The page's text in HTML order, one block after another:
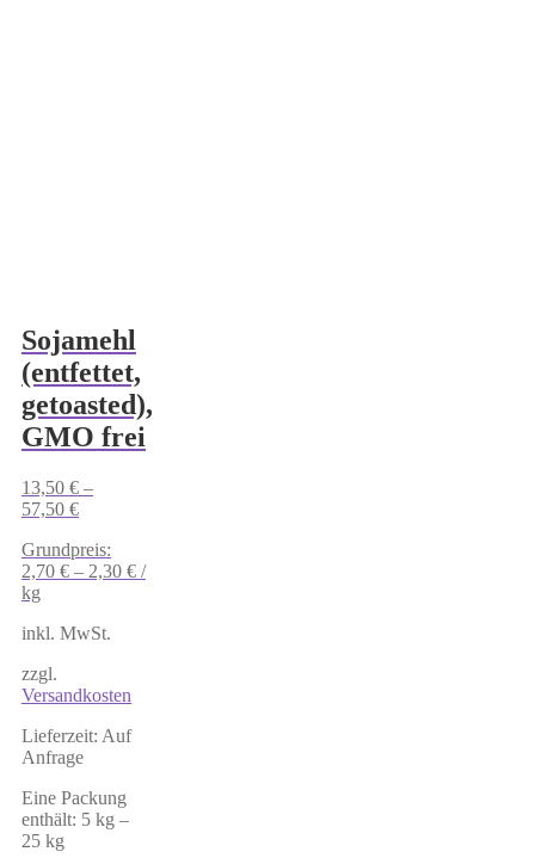
Sojamehl
(entfettet,
getoasted),
GMO frei
13,50 € –
57,50 €
Grundpreis:
2,70 € – 2,30 € /
kg
inkl. MwSt.
zzgl.
Versandkosten
Lieferzeit: Auf
Anfrage
Eine Packung
enthält: 5 kg –
25 kg